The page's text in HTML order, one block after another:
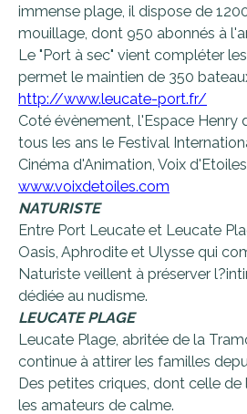
immense plage, il dispose de
mouillage, dont 950 abonnés à
Le "Port à sec" vient compléter
permet le maintien de 350
http://www.leucate-port.fr/
Coté évènement, l'Espace Henry
tous les ans le Festival
Cinéma d'Animation, Voix d'Etoiles
www.voixdetoiles.com
NATURISTE
Entre Port Leucate et Leucate
Oasis, Aphrodite et Ulysse qui
Naturiste veillent à préserver
dédiée au nudisme.
LEUCATE PLAGE
Leucate Plage, abritée de la
continue à attirer les familles
Des petites criques, dont celle
les amateurs de calme.